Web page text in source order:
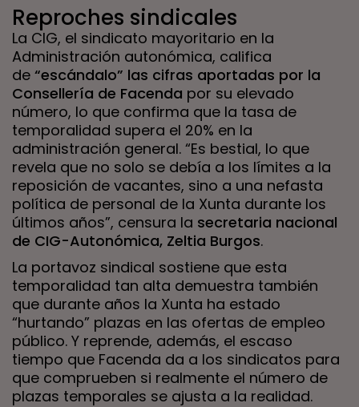
Reproches sindicales
La CIG, el sindicato mayoritario en la
Administración autonómica, califica
de “escándalo” las cifras aportadas por la
Consellería de Facenda por su elevado
número, lo que confirma que la tasa de
temporalidad supera el 20% en la
administración general. “Es bestial, lo que
revela que no solo se debía a los límites a la
reposición de vacantes, sino a una nefasta
política de personal de la Xunta durante los
últimos años”, censura la secretaria nacional
de CIG-Autonómica, Zeltia Burgos.
La portavoz sindical sostiene que esta
temporalidad tan alta demuestra también
que durante años la Xunta ha estado
“hurtando” plazas en las ofertas de empleo
público. Y reprende, además, el escaso
tiempo que Facenda da a los sindicatos para
que comprueben si realmente el número de
plazas temporales se ajusta a la realidad.